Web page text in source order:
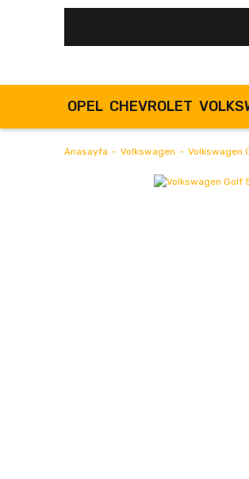
OPEL CHEVROLET
Anasayfa Volkswagen Volkswagen